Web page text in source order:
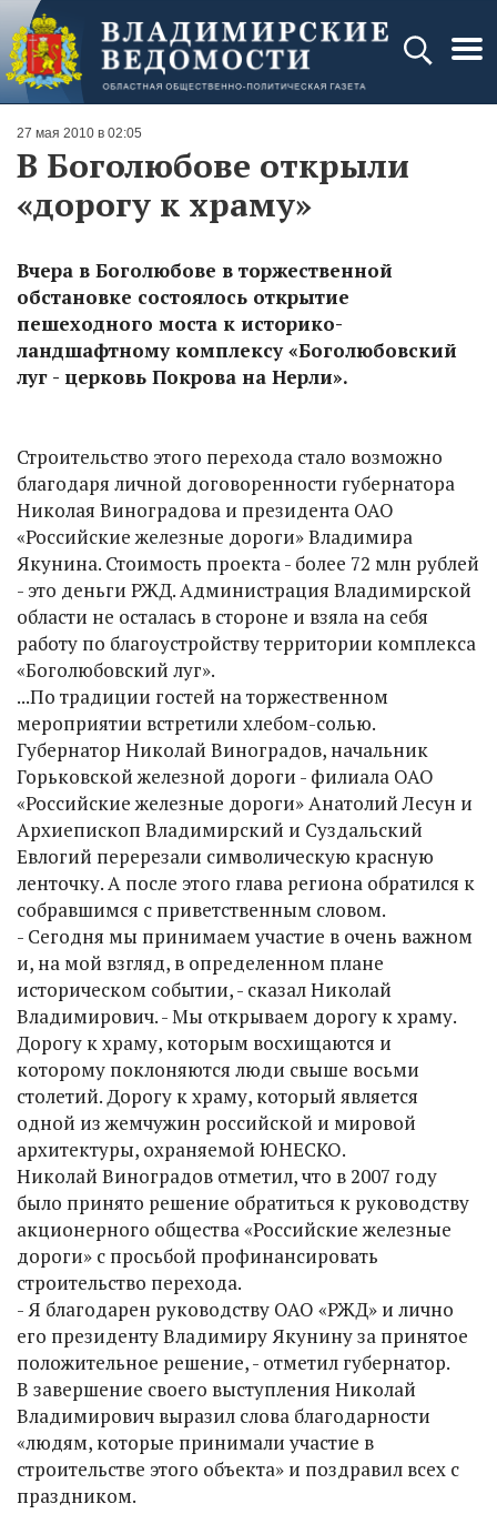
27 мая 2010 в 02:05
В Боголюбове открыли
«дорогу к храму»
Вчера в Боголюбове в торжественной
обстановке состоялось открытие
пешеходного моста к историко-
ландшафтному комплексу «Боголюбовский
луг - церковь Покрова на Нерли».
Строительство этого перехода стало возможно
благодаря личной договоренности губернатора
Николая Виноградова и президента ОАО
«Российские железные дороги» Владимира
Якунина. Стоимость проекта - более 72 млн рублей
- это деньги РЖД. Администрация Владимирской
области не осталась в стороне и взяла на себя
работу по благоустройству территории комплекса
«Боголюбовский луг».
...По традиции гостей на торжественном
мероприятии встретили хлебом-солью.
Губернатор Николай Виноградов, начальник
Горьковской железной дороги - филиала ОАО
«Российские железные дороги» Анатолий Лесун и
Архиепископ Владимирский и Суздальский
Евлогий перерезали символическую красную
ленточку. А после этого глава региона обратился к
собравшимся с приветственным словом.
- Сегодня мы принимаем участие в очень важном
и, на мой взгляд, в определенном плане
историческом событии, - сказал Николай
Владимирович. - Мы открываем дорогу к храму.
Дорогу к храму, которым восхищаются и
которому поклоняются люди свыше восьми
столетий. Дорогу к храму, который является
одной из жемчужин российской и мировой
архитектуры, охраняемой ЮНЕСКО.
Николай Виноградов отметил, что в 2007 году
было принято решение обратиться к руководству
акционерного общества «Российские железные
дороги» с просьбой профинансировать
строительство перехода.
- Я благодарен руководству ОАО «РЖД» и лично
его президенту Владимиру Якунину за принятое
положительное решение, - отметил губернатор.
В завершение своего выступления Николай
Владимирович выразил слова благодарности
«людям, которые принимали участие в
строительстве этого объекта» и поздравил всех с
праздником.